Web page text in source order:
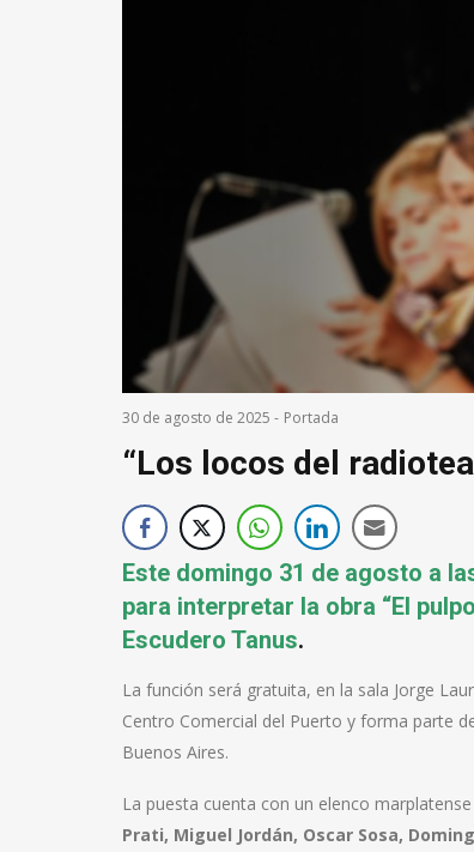
30 de agosto de 2025 - Portada
“Los locos del
Este domingo 31 de agosto a
para interpretar la obra “El
Escudero Tanus.
La función será gratuita, en la sala Jorge
Centro Comercial del Puerto y forma parte
Buenos Aires.
La puesta cuenta con un elenco
Prati, Miguel Jordán, Oscar Sosa,